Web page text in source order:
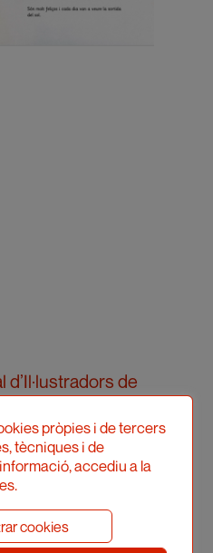
de
2a
pròpies i de tercers
tècniques i de
accediu a la
cookies